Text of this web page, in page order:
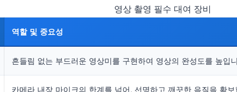
영상 촬영 필수 대여 장비
역할 및 중요성
흔들림 없는 부드러운 영상미를 구현하여 영상의 완성도를 높입
카메라 내장 마이크의 한계를 넘어, 선명하고 깨끗한 음질을 확보